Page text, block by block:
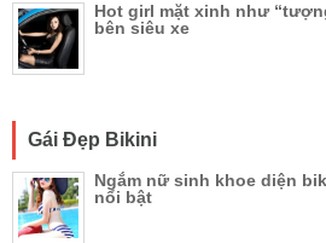
Hot girl mặt xinh như
bên siêu xe
Gái Đẹp Bikini
Ngắm nữ sinh khoe diện
nổi bật